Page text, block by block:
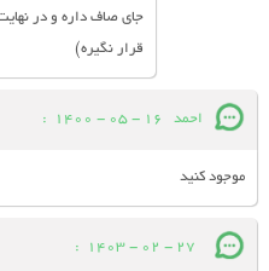
جای صاف داره و در
قرار نگیره)
احمد 16 - 05 - 1400
:
موجود کنید
27 - 02 - 1403
: